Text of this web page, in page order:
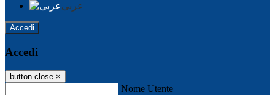
عربى
Accedi
Accedi
button close ×
Nome Utente